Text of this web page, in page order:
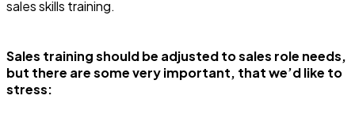
sales skills training.
Sales training should be adjusted to sales role needs,
but there are some very important, that we’d like to
stress: